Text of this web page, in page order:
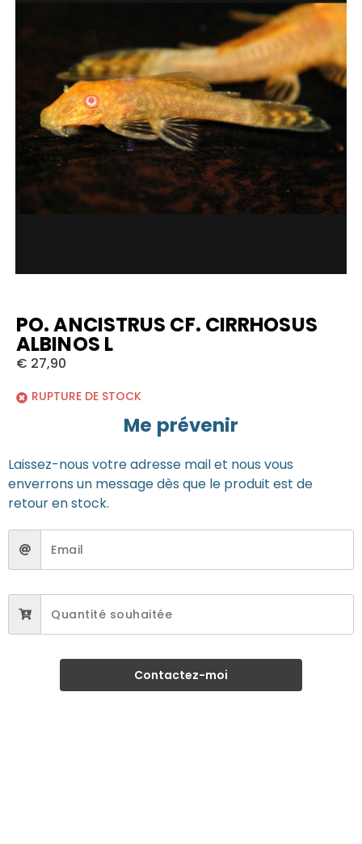
PO. ANCISTRUS CF. CIRRHOSUS
ALBINOS L
€ 27,90
RUPTURE DE STOCK
Me prévenir
Laissez-nous votre adresse mail et nous vous
enverrons un message dès que le produit est de
retour en stock.
Contactez-moi